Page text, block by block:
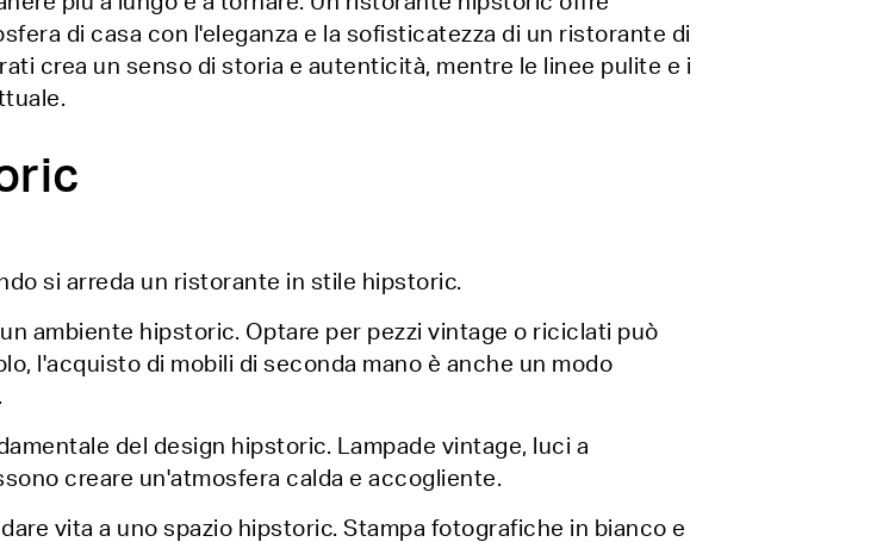
di casa con l'eleganza e la sofisticatezza di un ristorante di
crea un senso di storia e autenticità, mentre le linee pulite e i
si arreda un ristorante in stile hipstoric.
ambiente hipstoric. Optare per pezzi vintage o riciclati può
l'acquisto di mobili di seconda mano è anche un modo
del design hipstoric. Lampade vintage, luci a
creare un'atmosfera calda e accogliente.
vita a uno spazio hipstoric. Stampa fotografiche in bianco e